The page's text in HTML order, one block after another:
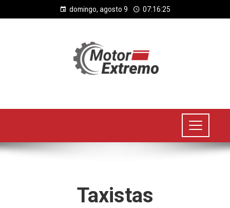
domingo, agosto 9 07:16:26
Taxistas